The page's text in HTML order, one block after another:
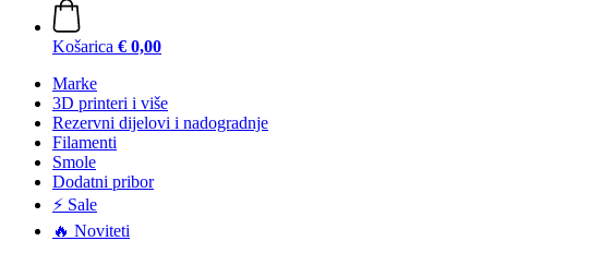
Košarica € 0,00
Marke
3D printeri i više
Rezervni dijelovi i nadogradnje
Filamenti
Smole
Dodatni pribor
⚡ Sale
🔥 Noviteti